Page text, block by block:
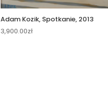
Adam Kozik, Spotkanie, 2013
3,900.00zł